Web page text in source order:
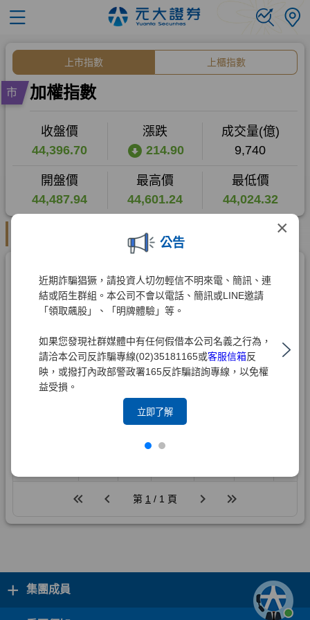
×
公告
近期詐騙猖獗，請投資人切勿輕信不明來電、簡訊、連
結或陌生群組。本公司不會以電話、簡訊或LINE邀請
「領取飆股」、「明牌體驗」等。
如果您發現社群媒體中有任何假借本公司名義之行為，
請洽本公司反詐騙專線(02)35181165或客服信箱反
映，或撥打內政部警政署165反詐騙諮詢專線，以免權
益受損。
立即了解
+ 集團成員